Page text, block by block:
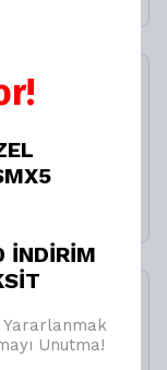
İNDİRİM
Yararlanmak
Unutma!